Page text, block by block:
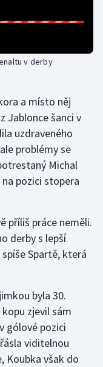
v derby
a místo něj
Jablonce šanci v
uzdraveného
problémy se
Michal
pozici stopera
příliš práce neměli.
derby s lepší
Spartě, která
byla 30.
zjevil sám
gólové pozici
viditelnou
Koubka však do